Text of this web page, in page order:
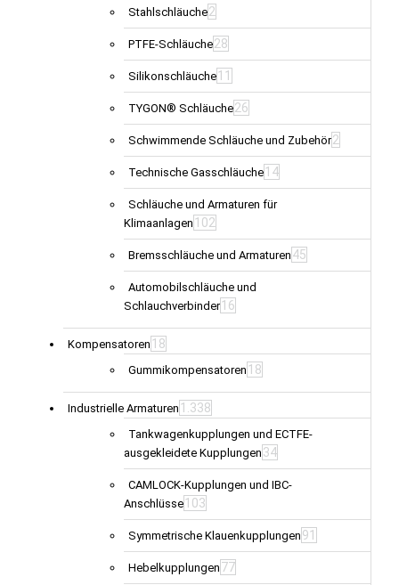
Stahlschläuche2
PTFE-Schläuche28
Silikonschläuche 11
TYGON® Schläuche26
Schwimmende Schläuche und Zubehör2
Technische Gasschläuche 14
Schläuche und Armaturen für
Klimaanlagen 102
Bremsschläuche und Armaturen 45
Automobilschläuche und
Schlauchverbinder 16
Kompensatoren 18
Gummikompensatoren 18
Industrielle Armaturen 1.338
Tankwagenkupplungen und ECTFE-
ausgekleidete Kupplungen 34
CAMLOCK-Kupplungen und IBC-
Anschlüsse 103
Symmetrische Klauenkupplungen 91
Hebelkupplungen 77